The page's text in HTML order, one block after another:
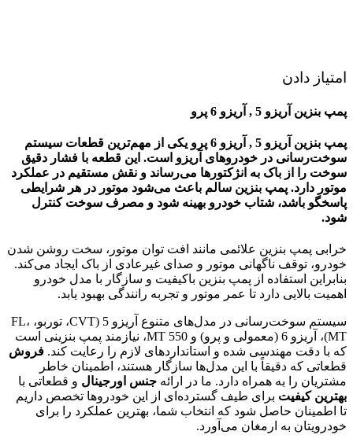
امتیاز دادن
پمپ بنزین آریزو 5 , آریزو 6 پرو
پمپ بنزین آریزو 5 , آریزو 6 پرو یکی از مهم‌ترین قطعات سیستم
سوخت‌رسانی در خودروهای آریزو است. این قطعه با فشار دقیق
سوخت را از باک به انژکتورها می‌رساند و نقش مستقیم در عملکرد
موتور دارد. پمپ بنزین سالم باعث می‌شود موتور در هر شرایطی
پاسخگو باشد، شتاب خودرو بهینه شود و مصرف سوخت کنترل
شود.
خرابی پمپ بنزین علائمی مانند افت توان موتور، سخت روشن شدن
خودرو، توقف ناگهانی موتور و صدای غیرعادی از باک ایجاد می‌کند.
بنابراین استفاده از پمپ بنزین باکیفیت و سازگار با مدل خودرو
اهمیت بالایی دارد تا عمر موتور و تجربه رانندگی بهبود یابد.
سیستم سوخت‌رسانی در مدل‌های متنوع آریزو 5 (CVT، توربو، FL،
MT)، آریزو 6 (معمولی و پرو) و 550 MT، نیازمند پمپ بنزینی است
که با دقت مهندسی شده و استانداردهای لازم را رعایت کند. فروش
قطعاتی که دقیقاً با این مدل‌ها سازگار هستند، اطمینان خاطر
مشتریان را به همراه دارد. ما در ارائه جنس اورجینال و قطعاتی با
بهترین کیفیت برای طیف گسترده‌ای از این خودروها تخصص داریم
تا اطمینان حاصل شود که انتخاب شما، بهترین عملکرد را برای
خودرویتان به ارمغان می‌آورد.